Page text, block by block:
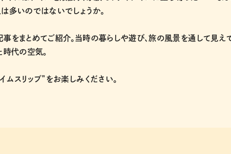
多いのではないでしょうか。
をまとめてご紹介。当時の暮らしや遊び、旅の風景を通して見え
代の空気。
スリップ”をお楽しみください。